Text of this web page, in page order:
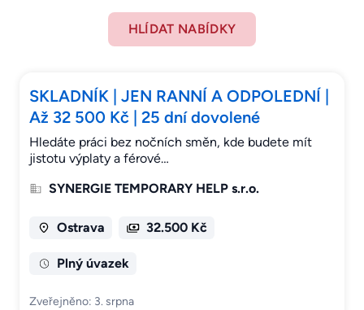
HLÍDAT NABÍDKY
SKLADNÍK | JEN RANNÍ A ODPOLEDNÍ |
Až 32 500 Kč | 25 dní dovolené
Hledáte práci bez nočních směn, kde budete mít
jistotu výplaty a férové…
SYNERGIE TEMPORARY HELP s.r.o.
Ostrava 32.500 Kč
Plný úvazek
Zveřejněno: 3. srpna